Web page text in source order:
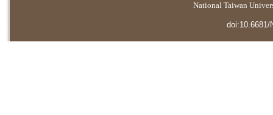
National Taiwan
doi:10.6681/